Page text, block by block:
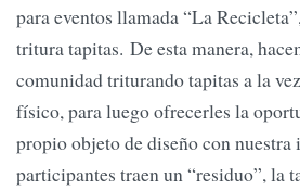
para eventos llamada “La
tritura tapitas. De esta manera,
comunidad triturando tapitas a la
físico, para luego ofrecerles la
propio objeto de diseño con
participantes traen un “residuo”, la